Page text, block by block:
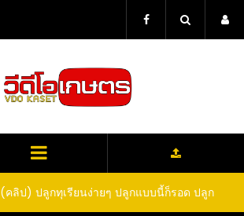
(คลิป) ปลูกทุเรียนง่ายๆ ปลูกแบบนี้ก็รอด ปลูก